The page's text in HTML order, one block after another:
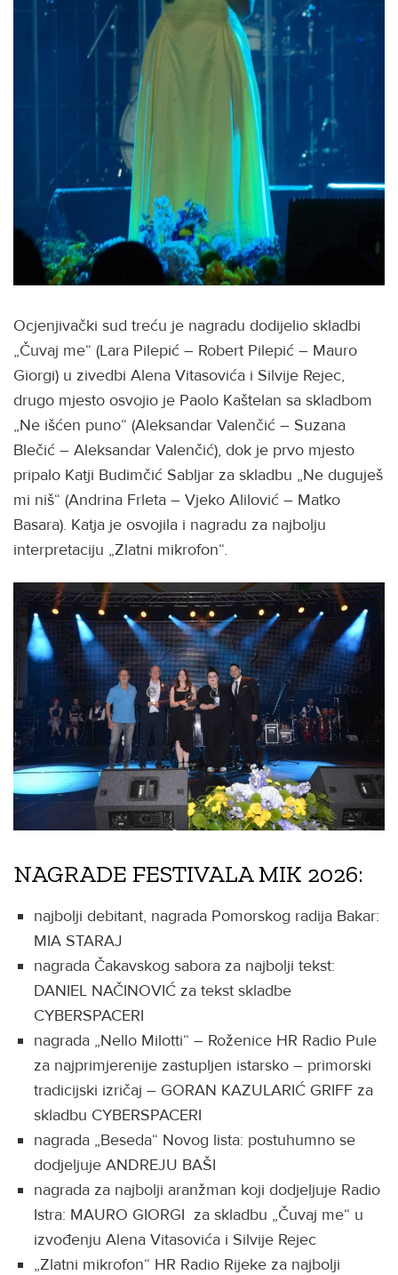
Ocjenjivački sud treću je nagradu dodijelio skladbi
„Čuvaj me“ (Lara Pilepić – Robert Pilepić – Mauro
Giorgi) u zivedbi Alena Vitasovića i Silvije Rejec,
drugo mjesto osvojio je Paolo Kaštelan sa skladbom
„Ne išćen puno“ (Aleksandar Valenčić – Suzana
Blečić – Aleksandar Valenčić), dok je prvo mjesto
pripalo Katji Budimčić Sabljar za skladbu „Ne duguješ
mi niš“ (Andrina Frleta – Vjeko Alilović – Matko
Basara). Katja je osvojila i nagradu za najbolju
interpretaciju „Zlatni mikrofon“.
NAGRADE FESTIVALA MIK 2026:
najbolji debitant, nagrada Pomorskog radija Bakar:
MIA STARAJ
nagrada Čakavskog sabora za najbolji tekst:
DANIEL NAČINOVIĆ za tekst skladbe
CYBERSPACERI
nagrada „Nello Milotti“ – Roženice HR Radio Pule
za najprimjerenije zastupljen istarsko – primorski
tradicijski izričaj – GORAN KAZULARIĆ GRIFF za
skladbu CYBERSPACERI
nagrada „Beseda“ Novog lista: postuhumno se
dodjeljuje ANDREJU BAŠI
nagrada za najbolji aranžman koji dodjeljuje Radio
Istra: MAURO GIORGI za skladbu „Čuvaj me“ u
izvođenju Alena Vitasovića i Silvije Rejec
„Zlatni mikrofon“ HR Radio Rijeke za najbolji